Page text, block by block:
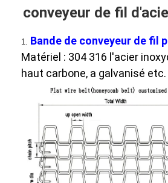
conveyeur de fil
1. Bande de conveyeur de fil
Matériel : 304 316 l'acier
haut carbone, a galvanisé